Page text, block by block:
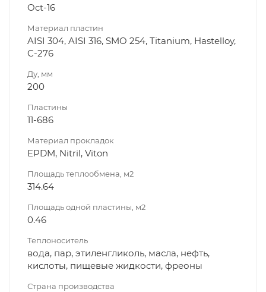
Oct-16
Материал пластин
AISI 304, AISI 316, SMO 254, Titanium, Hastelloy,
C-276
Ду, мм
200
Пластины
11-686
Материал прокладок
EPDM, Nitril, Viton
Площадь теплообмена, м2
314.64
Площадь одной пластины, м2
0.46
Теплоноситель
вода, пар, этиленгликоль, масла, нефть,
кислоты, пищевые жидкости, фреоны
Страна производства